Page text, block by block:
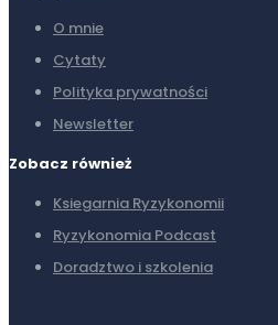
O mnie
Cytaty
Polityka prywatności
Newsletter
Zobacz również
Ksiegarnia Ryzykonomii
Ryzykonomia Podcast
Doradztwo i szkolenia